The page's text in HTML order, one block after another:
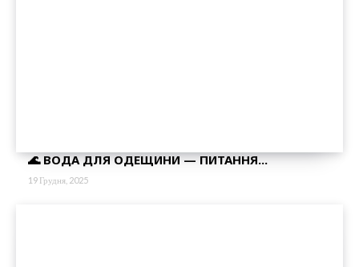
🌊 ВОДА ДЛЯ ОДЕЩИНИ — ПИТАННЯ...
19 Грудня, 2025